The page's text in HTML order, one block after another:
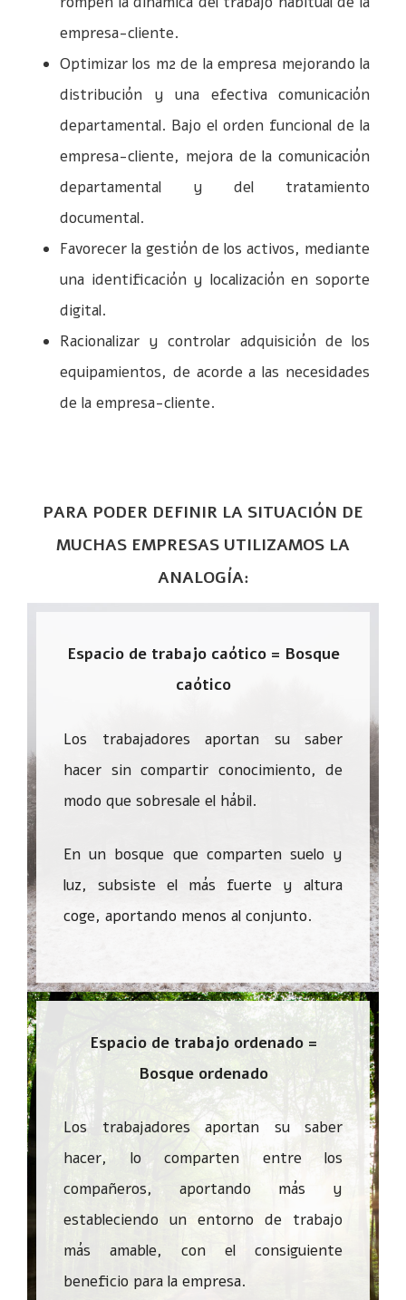
empresa-cliente.
Optimizar los m2 de la empresa mejorando la
distribución y una efectiva comunicación
departamental. Bajo el orden funcional de la
empresa-cliente, mejora de la comunicación
departamental y del tratamiento
documental.
Favorecer la gestión de los activos, mediante
una identificación y localización en soporte
digital.
Racionalizar y controlar adquisición de los
equipamientos, de acorde a las necesidades
de la empresa-cliente.
PARA PODER DEFINIR LA SITUACIÓN DE
MUCHAS EMPRESAS UTILIZAMOS LA
ANALOGÍA:
Espacio de trabajo caótico = Bosque
caótico
Los trabajadores aportan su saber
hacer sin compartir conocimiento, de
modo que sobresale el hábil.
En un bosque que comparten suelo y
luz, subsiste el más fuerte y altura
coge, aportando menos al conjunto.
Espacio de trabajo ordenado =
Bosque ordenado
Los trabajadores aportan su saber
hacer, lo comparten entre los
compañeros, aportando más y
estableciendo un entorno de trabajo
más amable, con el consiguiente
beneficio para la empresa.